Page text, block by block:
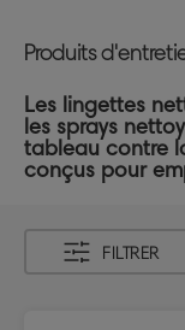
Produits
Les lingettes
les sprays
tableau contre
conçus pour
FILTRER